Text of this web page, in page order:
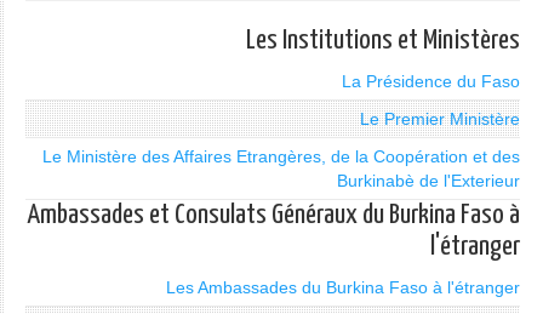
Les Institutions et Ministères
La Présidence du Faso
Le Premier Ministère
Le Ministère des Affaires Etrangères, de la Coopération et des
Burkinabè de l'Exterieur
Ambassades et Consulats Généraux du Burkina Faso à
l'étranger
Les Ambassades du Burkina Faso à l'étranger